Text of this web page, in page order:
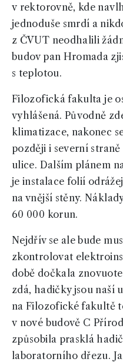
v rektorovně, kde
jednoduše smrdí a
z ČVUT neodhalili
budov pan Hromada
s teplotou.
Filozofická fakulta je
vyhlášená. Původně
klimatizace, nakonec
později i severní
ulice. Dalším plánem
je instalace folií
na vnější stěny.
60 000 korun.
Nejdřív se ale bude
zkontrolovat
době dočkala
zdá, hadičky jsou naší
na Filozofické fakultě
v nové budově C
způsobila prasklá
laboratorního dřezu.